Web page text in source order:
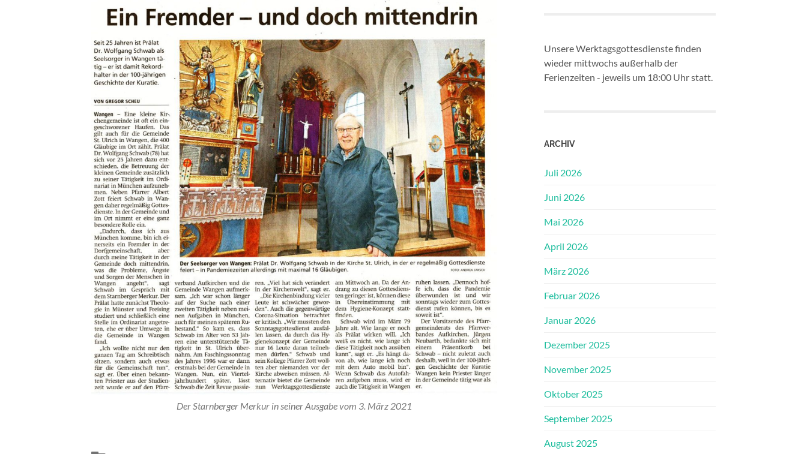
Der Starnberger Merkur in seiner Ausgabe vom 3. März 2021
Unsere Werktagsgottesdienste finden
wieder mittwochs außerhalb der
Ferienzeiten - jeweils um 18:00 Uhr statt.
ARCHIV
Juli 2026
Juni 2026
Mai 2026
April 2026
März 2026
Februar 2026
Januar 2026
Dezember 2025
November 2025
Oktober 2025
September 2025
August 2025